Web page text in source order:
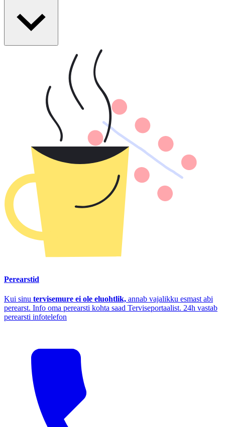
Perearstid
Kui sinu tervisemure ei ole eluohtlik, annab vajalikku esmast abi
perearst. Info oma perearsti kohta saad Terviseportaalist. 24h vastab
perearsti infotelefon